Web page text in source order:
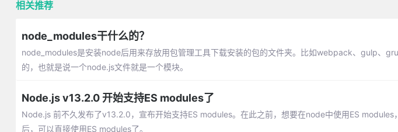
相关推荐
node_modules干什么的？
node_modules是安装node后用来存放用包管理工具下载安装的包的文件夹。比如webpack、gulp、
的，也就是说一个node.js文件就是一个模块。
Node.js v13.2.0 开始支持ES modules了
Node.js 前不久发布了v13.2.0，宣布开始支持ES modules。在此之前，想要在node中使用ES
后，可以直接使用ES modules了。